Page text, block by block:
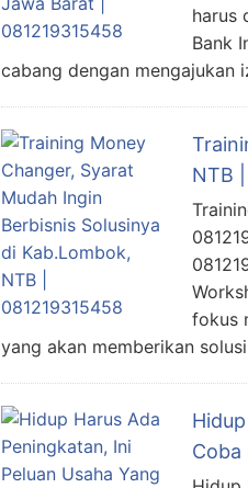
harus
Bank
cabang dengan mengajukan
NTB
fokus
yang akan memberikan
Coba